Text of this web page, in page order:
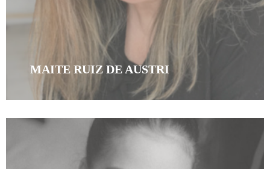
MAITE RUIZ DE AUSTRI